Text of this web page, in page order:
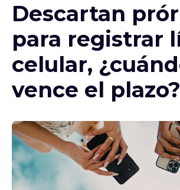
Descartan
para registrar
celular,
vence el plazo?